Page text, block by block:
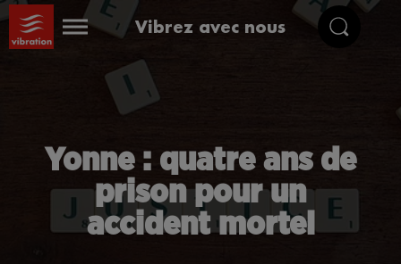
Vibrez avec nous
Yonne : quatre ans de
prison pour un
accident mortel